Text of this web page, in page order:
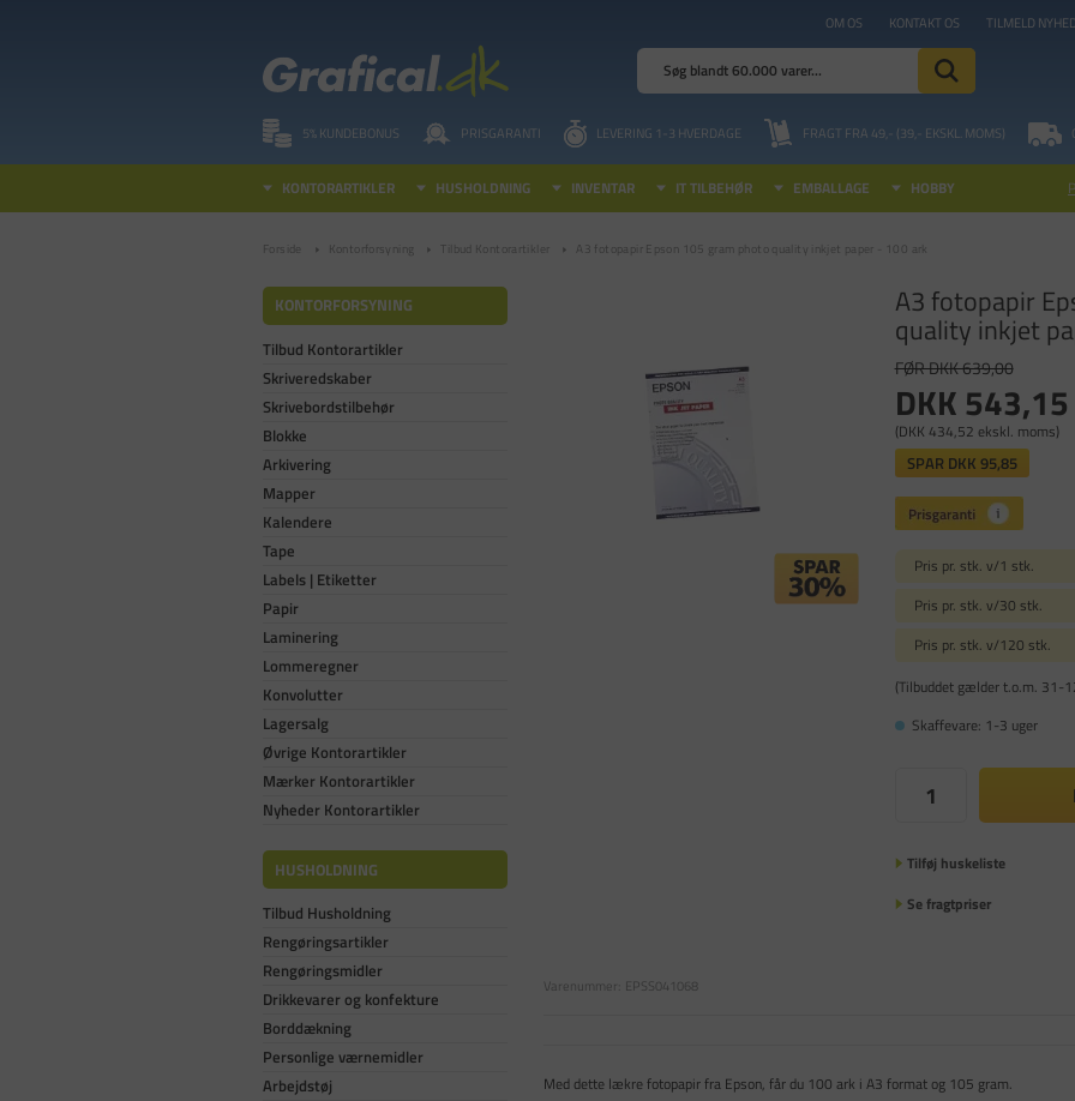
OM OS KONTAKT OS TILMELD
5% KUNDEBONUS PRISGARANTI LEVERING 1-3 HVERDAGE FRAGT FRA 49,- (39,- EKSKL. MOMS)
KONTORARTIKLER HUSHOLDNING INVENTAR IT TILBEHØR EMBALLAGE HOBBY
Forside Kontorforsyning Tilbud Kontorartikler A3 fotopapir Epson 105 gram photo quality inkjet paper - 100 ark
KONTORFORSYNING
Tilbud Kontorartikler
Skriveredskaber
Skrivebordstilbehør
Blokke
Arkivering
Mapper
Kalendere
Tape
Labels | Etiketter
Papir
Laminering
Lommeregner
Konvolutter
Lagersalg
Øvrige Kontorartikler
Mærker Kontorartikler
Nyheder Kontorartikler
HUSHOLDNING
Tilbud Husholdning
Rengøringsartikler
Rengøringsmidler
Drikkevarer og konfekture
Borddækning
Personlige værnemidler
Arbejdstøj
A3 fotopapir
quality inkjet
FØR DKK 639,00
DKK 543,15
(DKK 434,52 ekskl. moms)
SPAR DKK 95,85
Pris pr. stk. v/1 stk.
Pris pr. stk. v/30 stk.
Pris pr. stk. v/120 stk.
(Tilbuddet gælder t.o.m. 31-
Skaffevare: 1-3 uger
Tilføj huskeliste
Se fragtpriser
Varenummer: EPSS041068
Med dette lækre fotopapir fra Epson, får du 100 ark i A3 format og 105 gram.